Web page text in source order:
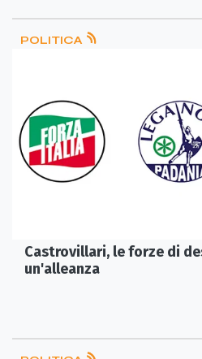
POLITICA
Castrovillari, le forze di
un'alleanza